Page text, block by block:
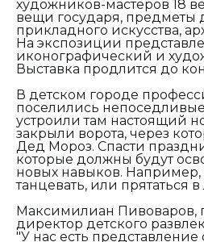
художников-мастеров 18
вещи государя, предметы
прикладного искусства,
На экспозиции
иконографический и
Выставка продлится до
В детском городе
поселились
устроили там настоящий
закрыли ворота, через
Дед Мороз. Спасти
которые должны будут
новых навыков. Например,
танцевать, или прятаться
Максимилиан Пивоваров,
директор детского
"У нас есть представление